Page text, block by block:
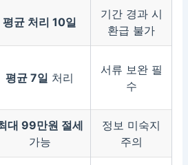
평균 처리 10일
기간 경과 시
환급 불가
평균 7일 처리
서류 보완 필
수
대 99만원 절세
가능
정보 미숙지
주의